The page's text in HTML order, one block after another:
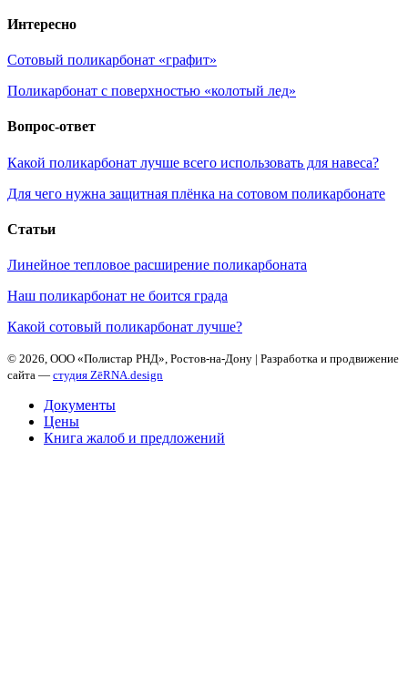
Интересно
Сотовый поликарбонат «графит»
Поликарбонат с поверхностью «колотый лед»
Вопрос-ответ
Какой поликарбонат лучше всего использовать для навеса?
Для чего нужна защитная плёнка на сотовом поликарбонате
Статьи
Линейное тепловое расширение поликарбоната
Наш поликарбонат не боится града
Какой сотовый поликарбонат лучше?
© 2026, ООО «Полистар РНД», Ростов-на-Дону | Разработка и продвижение
сайта — студия ZēRNA.design
Документы
Цены
Книга жалоб и предложений